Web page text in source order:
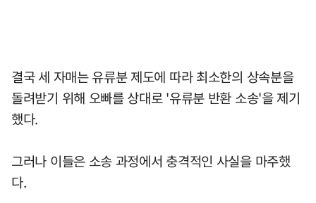
결국 세 자매는 유류분 제도에 따라 최소한의 상속분을
돌려받기 위해 오빠를 상대로 '유류분 반환 소송'을 제기
했다.
그러나 이들은 소송 과정에서 충격적인 사실을 마주했
다.